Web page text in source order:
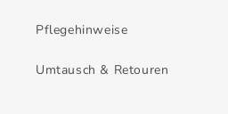
Pflegehinweise
Umtausch & Retouren